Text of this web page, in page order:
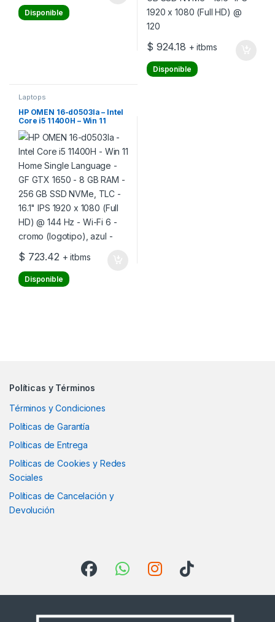
Disponible
$ 924.18 + itbms
Disponible
Laptops
HP OMEN 16-d0503la – Intel
Core i5 11400H – Win 11
Home Single Language – GF
GTX 1650 – 8 GB RAM – 256
GB SSD NVMe, TLC – 16.1″
IPS 1920 x 1080 (Full HD) @
144 Hz – Wi-Fi 6 – cromo
(logotipo), azul –
$ 723.42 + itbms
Disponible
Políticas y Términos
Términos y Condiciones
Políticas de Garantía
Políticas de Entrega
Políticas de Cookies y Redes
Sociales
Políticas de Cancelación y
Devolución